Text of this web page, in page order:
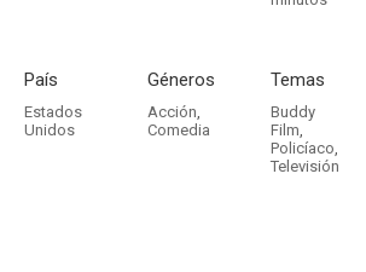
País
Estados
Unidos
Géneros
Acción,
Comedia
Temas
Buddy
Film,
Policíaco,
Televisión